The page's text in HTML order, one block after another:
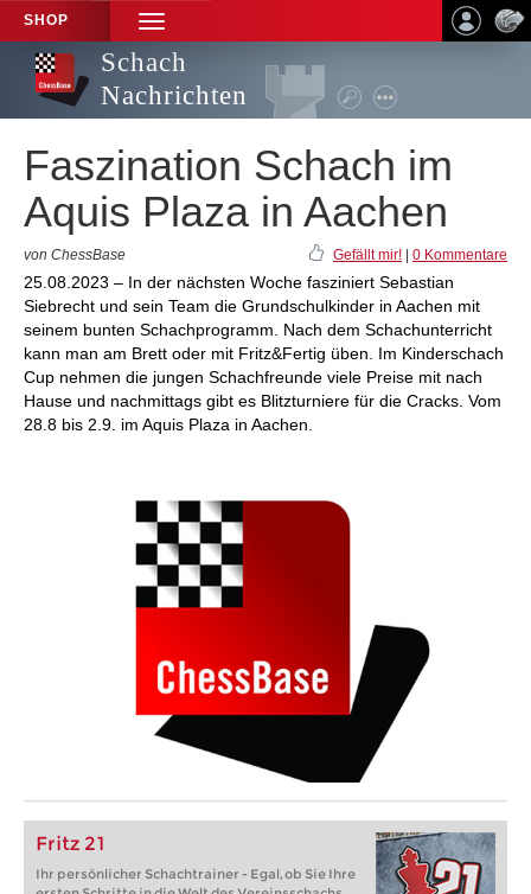
SHOP
TOGGLE
NAVIGATION
Schach
Nachrichten
Faszination Schach im
Aquis Plaza in Aachen
von ChessBase Gefällt mir! 0 Kommentare
25.08.2023 – In der nächsten Woche fasziniert Sebastian
Siebrecht und sein Team die Grundschulkinder in Aachen mit
seinem bunten Schachprogramm. Nach dem Schachunterricht
kann man am Brett oder mit Fritz&Fertig üben. Im Kinderschach
Cup nehmen die jungen Schachfreunde viele Preise mit nach
Hause und nachmittags gibt es Blitzturniere für die Cracks. Vom
28.8 bis 2.9. im Aquis Plaza in Aachen.
Fritz 21
Ihr persönlicher Schachtrainer - Egal, ob Sie Ihre